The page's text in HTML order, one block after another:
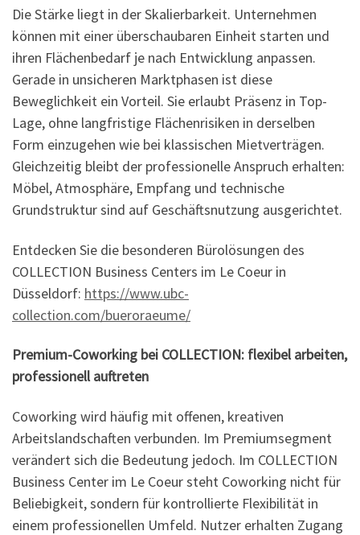
Die Stärke liegt in der Skalierbarkeit. Unternehmen
können mit einer überschaubaren Einheit starten und
ihren Flächenbedarf je nach Entwicklung anpassen.
Gerade in unsicheren Marktphasen ist diese
Beweglichkeit ein Vorteil. Sie erlaubt Präsenz in Top-
Lage, ohne langfristige Flächenrisiken in derselben
Form einzugehen wie bei klassischen Mietverträgen.
Gleichzeitig bleibt der professionelle Anspruch erhalten:
Möbel, Atmosphäre, Empfang und technische
Grundstruktur sind auf Geschäftsnutzung ausgerichtet.
Entdecken Sie die besonderen Bürolösungen des
COLLECTION Business Centers im Le Coeur in
Düsseldorf: https://www.ubc-
collection.com/bueroraeume/
Premium-Coworking bei COLLECTION: flexibel arbeiten,
professionell auftreten
Coworking wird häufig mit offenen, kreativen
Arbeitslandschaften verbunden. Im Premiumsegment
verändert sich die Bedeutung jedoch. Im COLLECTION
Business Center im Le Coeur steht Coworking nicht für
Beliebigkeit, sondern für kontrollierte Flexibilität in
einem professionellen Umfeld. Nutzer erhalten Zugang